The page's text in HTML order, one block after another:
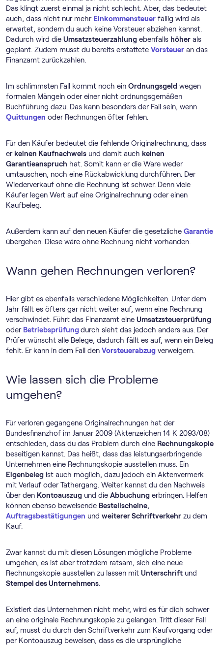
Das klingt zuerst einmal ja nicht schlecht. Aber, das bedeutet
auch, dass nicht nur mehr Einkommensteuer fällig wird als
erwartet, sondern du auch keine Vorsteuer abziehen kannst.
Dadurch wird die Umsatzsteuerzahlung ebenfalls höher als
geplant. Zudem musst du bereits erstattete Vorsteuer an das
Finanzamt zurückzahlen.
Im schlimmsten Fall kommt noch ein Ordnungsgeld wegen
formalen Mängeln oder einer nicht ordnungsgemäßen
Buchführung dazu. Das kann besonders der Fall sein, wenn
Quittungen oder Rechnungen öfter fehlen.
Für den Käufer bedeutet die fehlende Originalrechnung, dass
er keinen Kaufnachweis und damit auch keinen
Garantieanspruch hat. Somit kann er die Ware weder
umtauschen, noch eine Rückabwicklung durchführen. Der
Wiederverkauf ohne die Rechnung ist schwer. Denn viele
Käufer legen Wert auf eine Originalrechnung oder einen
Kaufbeleg.
Außerdem kann auf den neuen Käufer die gesetzliche Garantie
übergehen. Diese wäre ohne Rechnung nicht vorhanden.
Wann gehen Rechnungen verloren?
Hier gibt es ebenfalls verschiedene Möglichkeiten. Unter dem
Jahr fällt es öfters gar nicht weiter auf, wenn eine Rechnung
verschwindet. Führt das Finanzamt eine Umsatzsteuerprüfung
oder Betriebsprüfungdurch sieht das jedoch anders aus. Der
Prüfer wünscht alle Belege, dadurch fällt es auf, wenn ein Beleg
fehlt. Er kann in dem Fall den Vorsteuerabzug verweigern.
Wie lassen sich die Probleme
umgehen?
Für verloren gegangene Originalrechnungen hat der
Bundesfinanzhof im Januar 2009 (Aktenzeichen 14 K 2093/08)
entschieden, dass du das Problem durch eine Rechnungskopie
beseitigen kannst. Das heißt, dass das leistungserbringende
Unternehmen eine Rechnungskopie ausstellen muss. Ein
Eigenbeleg ist auch möglich, dazu jedoch ein Aktenvermerk
mit Verlauf oder Tathergang. Weiter kannst du den Nachweis
über den Kontoauszug und die Abbuchung erbringen. Helfen
können ebenso beweisende Bestellscheine,
Auftragsbestätigungen und weiterer Schriftverkehr zu dem
Kauf.
Zwar kannst du mit diesen Lösungen mögliche Probleme
umgehen, es ist aber trotzdem ratsam, sich eine neue
Rechnungskopie ausstellen zu lassen mit Unterschrift und
Stempel des Unternehmens.
Existiert das Unternehmen nicht mehr, wird es für dich schwer
an eine originale Rechnungskopie zu gelangen. Tritt dieser Fall
auf, musst du durch den Schriftverkehr zum Kaufvorgang oder
per Kontoauszug beweisen, dass es die ursprüngliche